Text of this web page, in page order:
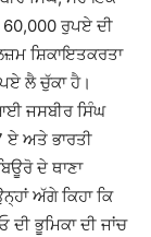
ਰੁਪਏ ਦੀ
ਸ਼ਿਕਾਇਤਕਰਤਾ
ਲੈ ਚੁੱਕਾ ਹੈ।
ਜਸਬੀਰ ਸਿੰਘ
ਏ ਅਤੇ ਭਾਰਤੀ
ਦੇ ਥਾਣਾ
ਅੱਗੇ ਕਿਹਾ ਕਿ
ਭੂਮਿਕਾ ਦੀ ਜਾਂਚ